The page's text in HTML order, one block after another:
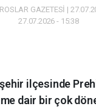
GAZETESİ |
27.07.2026 - 15:38
ilçesinde
dair bir çok